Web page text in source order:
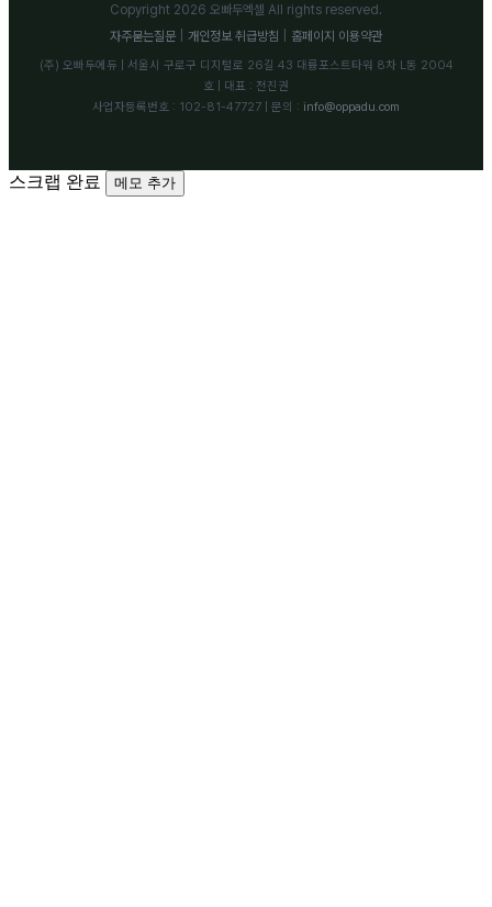
Copyright 2026 오빠두엑셀 All rights reserved.
자주묻는질문
개인정보 취급방침 홈페이지 이용약관
(주) 오빠두에듀 | 서울시 구로구 디지털로 26길 43 대륭포스트타워 8차 L동 2004
호 | 대표 : 전진권
사업자등록번호 : 102-81-47727 | 문의 : info@oppadu.com
스크랩 완료 메모 추가